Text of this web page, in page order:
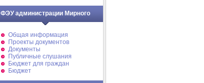
ФЭУ администрации Мирного
Общая информация
Проекты документов
Документы
Публичные слушания
Бюджет для граждан
Бюджет